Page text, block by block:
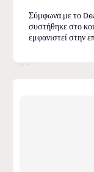
Σύμφωνα με το
συστήθηκε στο
εμφανιστεί στην